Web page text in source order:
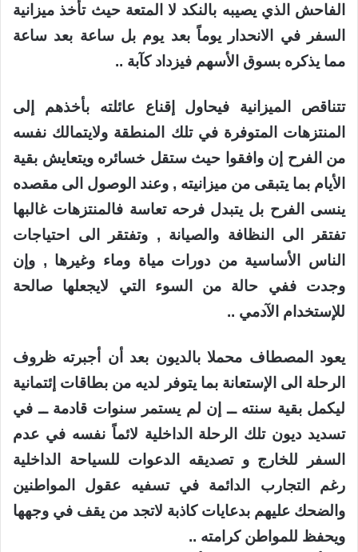
الفاحش الذي يصيبه بالنكد لا المتعة حيث تأخذ ميزانية
السفر في الانحدار يوماً بعد يوم بل ساعة بعد ساعة
مما يذكره بسوق الأسهم فيزداد كآبة ..
تتناقص الميزانية فيحاول إقناع عائلته بأخذهم إلى
المنتزهات المتوفرة في تلك المنطقة ولايتمالك نفسه
من الفرح إن وافقوا حيث ستقل خسائره ويتعايش بقية
الأيام بما يتبقى من ميزانيته , وعند الوصول الى مقصده
ينسى الفرح بل يتبدل فرحه تعاسة فالمنتزهات غالبها
تفتقر الى النظافة والصيانة , وتفتقر الى احتياجات
الناس الأساسية من دورات مياة وماء وغيرها , وإن
وجدت ففي حالة من السوء التي لايجعلها صالحة
للإستخدام الآدمي ..
يعود المصطاف محملا بالديون بعد أن أجبرته ظروف
الرحلة الى الإستعانة بما يتوفر لديه من بطاقات إئتمانية
ليكمل بقية سنته ــ إن لم يستمر سنوات قادمة ــ في
تسديد ديون تلك الرحلة الداخلية لائماً نفسه في عدم
السفر للخارج و تصديقه الدعوات للسياحة الداخلية
رغم التجارب الدائمة في تسفيه عقول المواطنين
والضحك عليهم بدعايات كاذبة لاتجد من يقف في وجهها
ويحفظ للمواطن كرامته ..